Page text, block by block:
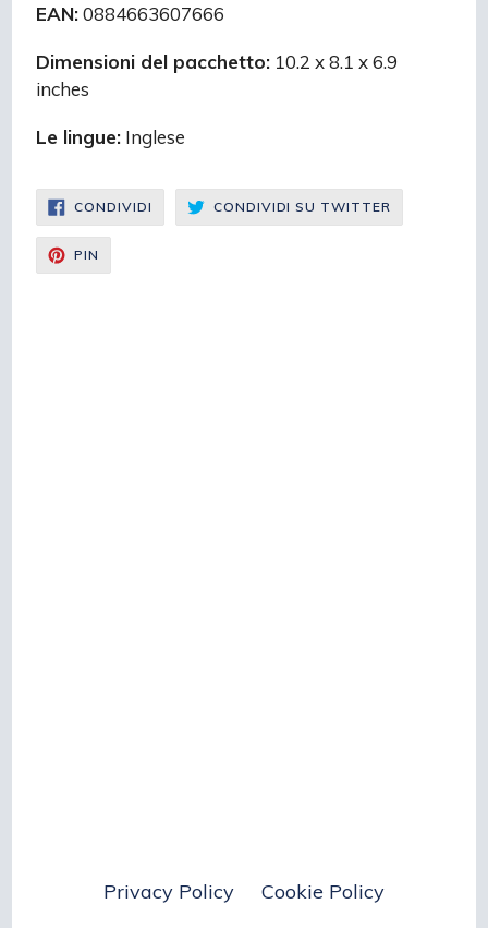
EAN:0884663607666
Dimensioni del pacchetto: 10.2 x 8.1 x 6.9
inches
Le lingue: Inglese
CONDIVIDI CONDIVIDI
FACEBOOK
CONDIVIDI SU TWITTER
SU
TWITTER
PIN
PINTEREST
Privacy Policy Cookie Policy